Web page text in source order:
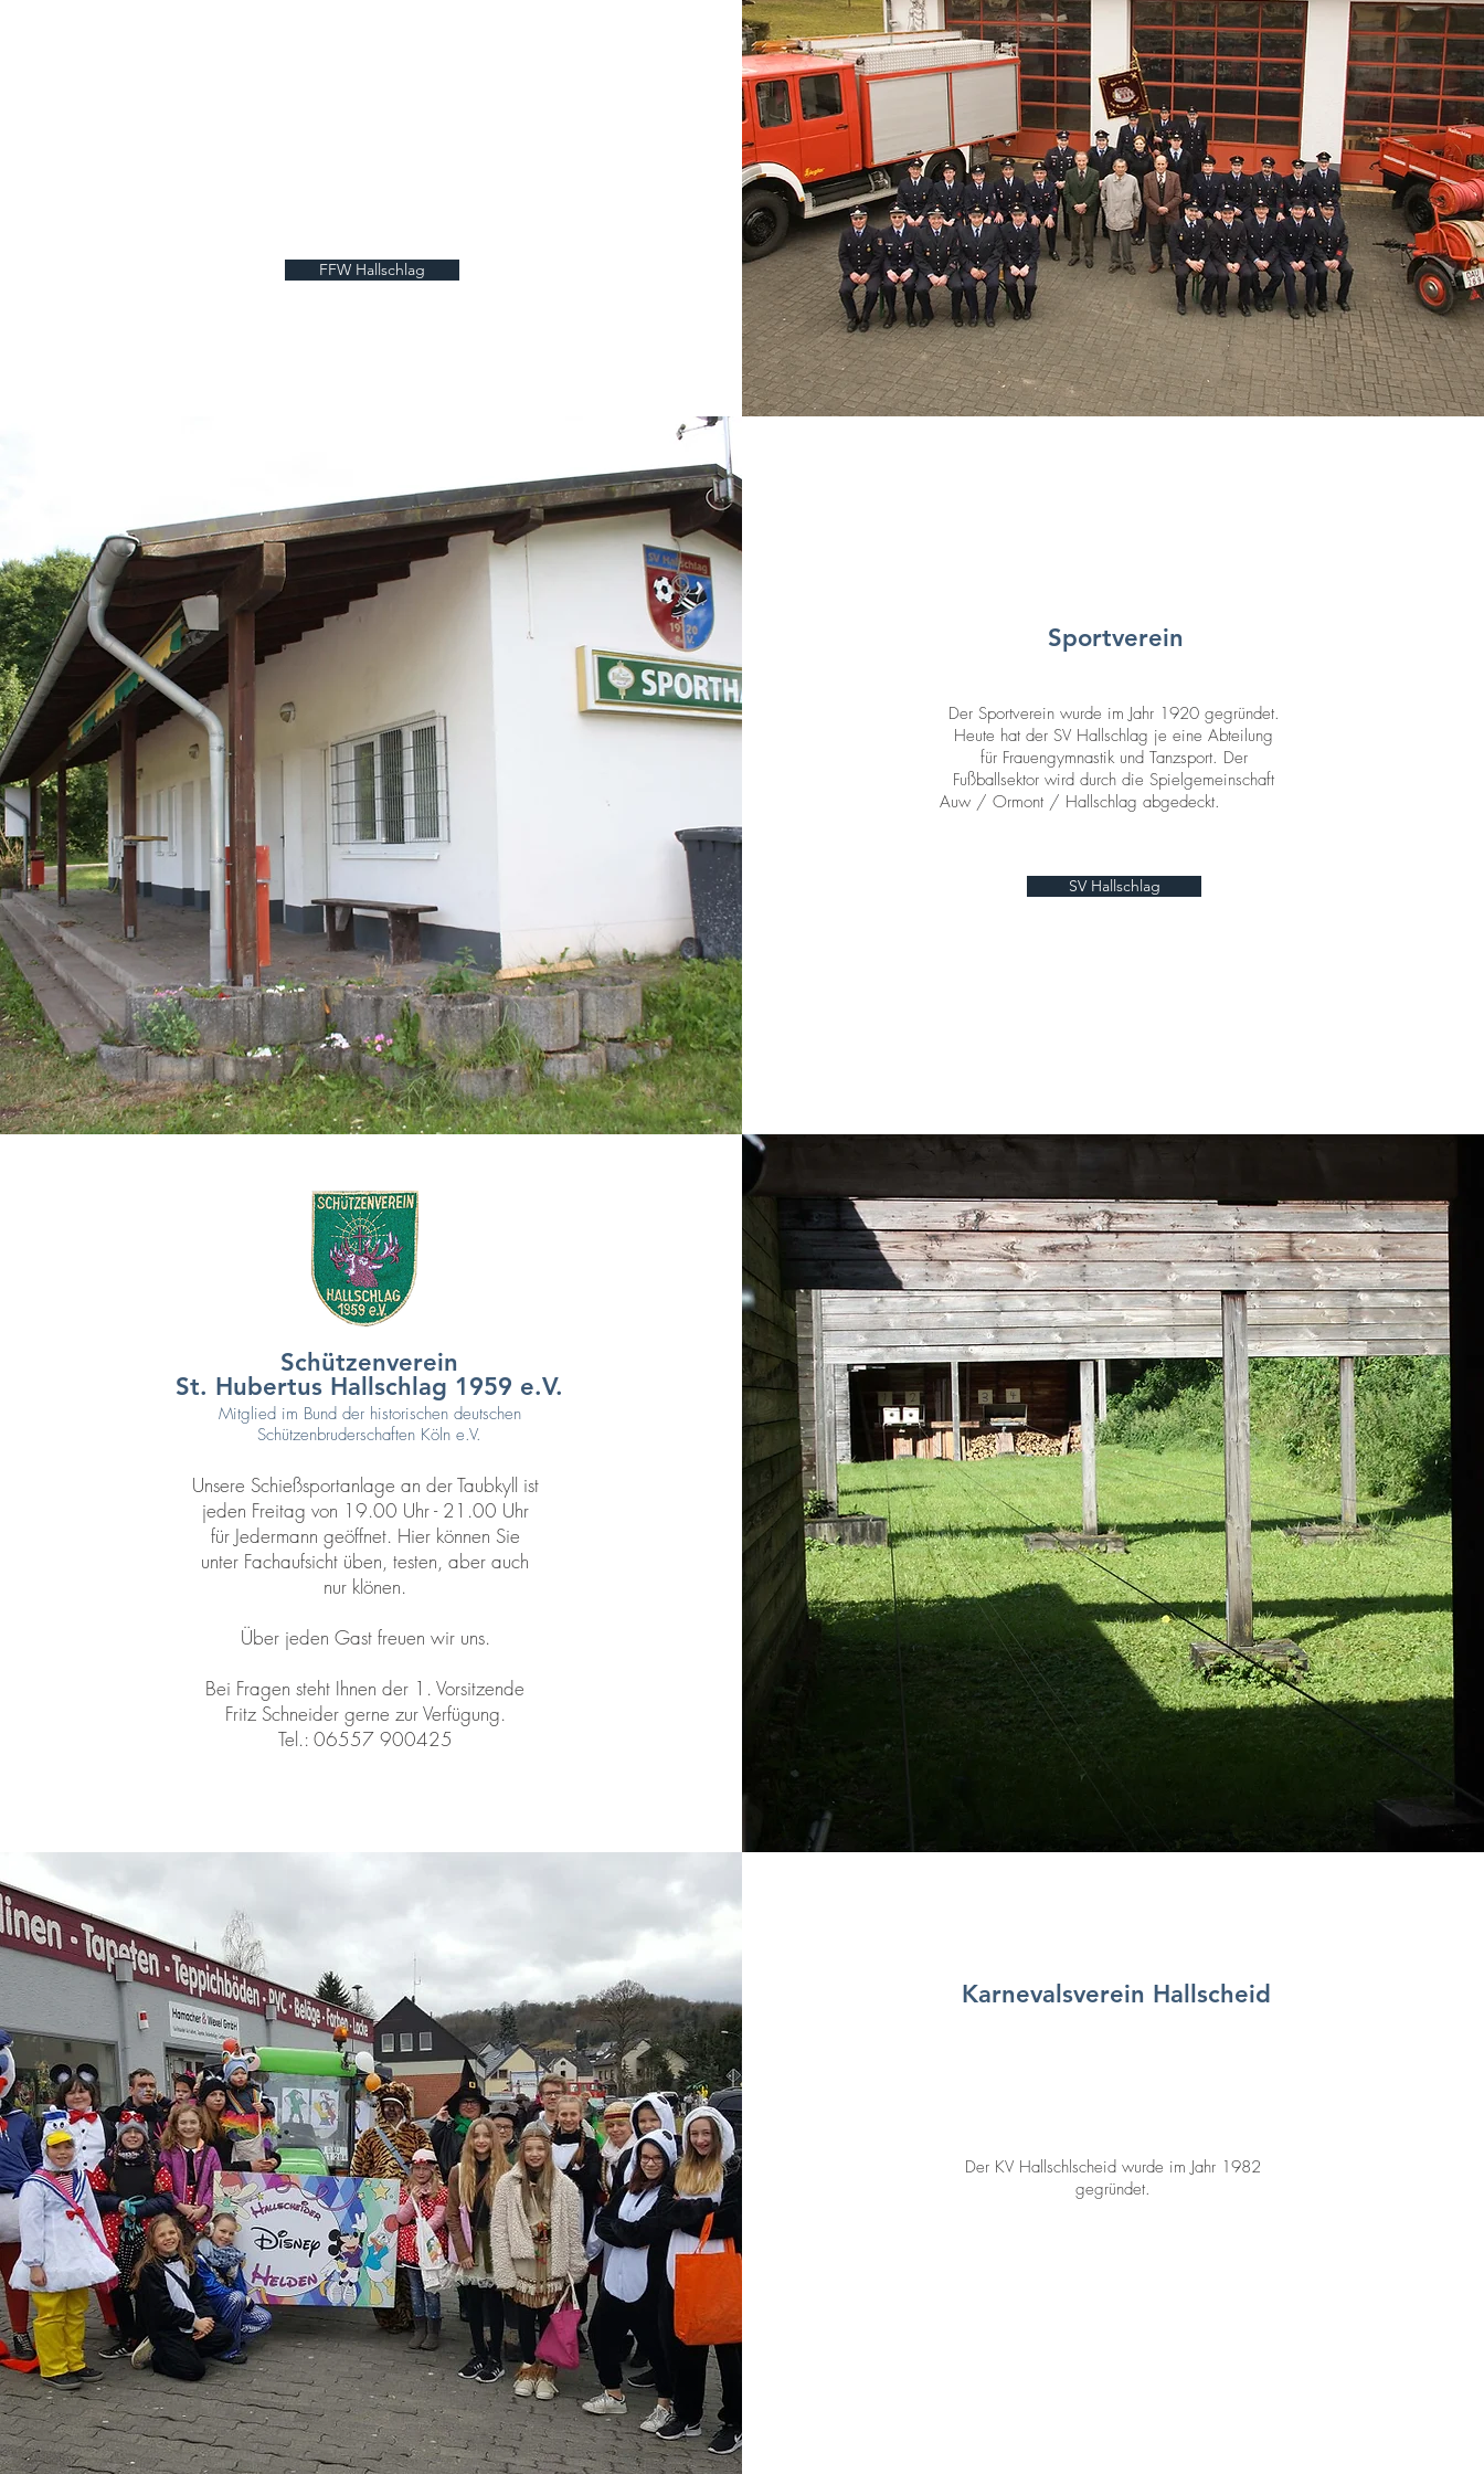
FFW Hallschlag
Sportverein
Der Sportverein wurde im Jahr 1920 gegründet.
Heute hat der SV Hallschlag je eine Abteilung
für Frauengymnastik und Tanzsport. Der
Fußballsektor wird durch die Spielgemeinschaft
Auw / Ormont / Hallschlag abgedeckt.
SV Hallschlag
Schützenverein
St. Hubertus Hallschlag 1959 e.V.
Mitglied im Bund der historischen deutschen
Schützenbruderschaften Köln e.V.
Unsere Schießsportanlage an der Taubkyll ist
jeden Freitag von 19.00 Uhr - 21.00 Uhr
für Jedermann geöffnet. Hier können Sie
unter Fachaufsicht üben, testen, aber auch
nur klönen.
Über jeden Gast freuen wir uns.
Bei Fragen steht Ihnen der 1. Vorsitzende
Fritz Schneider gerne zur Verfügung.
Tel.: 06557 900425
Karnevalsverein Hallscheid
Der KV Hallschlscheid wurde im Jahr 1982
gegründet.